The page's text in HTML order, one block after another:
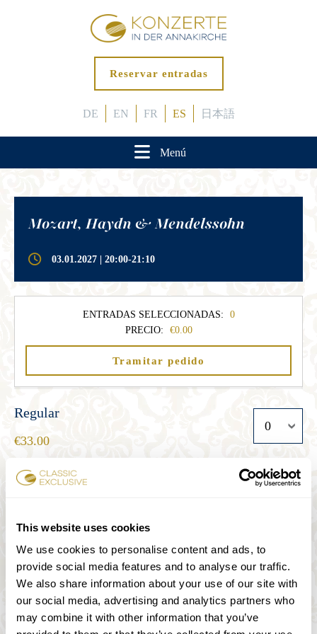
This website uses cookies
We use cookies to personalise content and ads, to
provide social media features and to analyse our traffic.
We also share information about your use of our site with
our social media, advertising and analytics partners who
may combine it with other information that you’ve
Reservar entradas
DE EN FR ES 日本語
Menú
Mozart, Haydn & Mendelssohn
03.01.2027 | 20:00-21:10
ENTRADAS SELECCIONADAS:
0
PRECIO:
0.00
Tramitar pedido
Regular
33.00
Senior
27.00